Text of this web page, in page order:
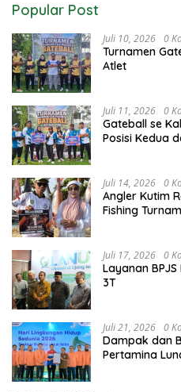
Popular Post
Juli 10, 2026 0
Turnamen
Atlet
Juli 11, 2026 0
Gateball se
Posisi Kedua
Juli 14, 2026 0
Angler Kutim
Fishing
Juli 17, 2026 0
Layanan
3T
Juli 21, 2026 0
Dampak dan
Pertamina